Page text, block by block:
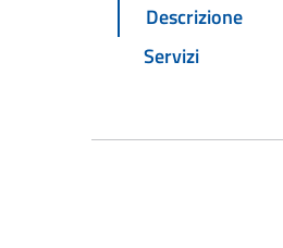
Descrizione
Servizi